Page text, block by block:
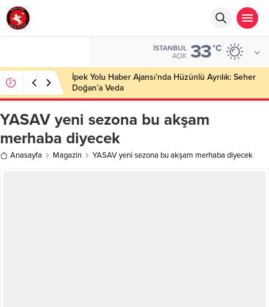
İSTANBUL
AÇIK 33°C
İpek Yolu Haber Ajansı’nda Hüzünlü Ayrılık: Seher
Doğan’a Veda
YASAV yeni sezona bu akşam
merhaba diyecek
Anasayfa Magazin YASAV yeni sezona bu akşam merhaba diyecek